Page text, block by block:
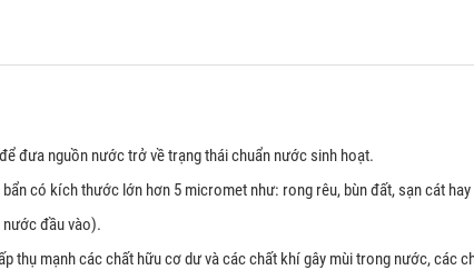
đưa nguồn nước trở về trạng thái chuẩn nước sinh hoạt.
có kích thước lớn hơn 5 micromet như: rong rêu, bùn đất, sạn cát
nước đầu vào).
thụ mạnh các chất hữu cơ dư và các chất khí gây mùi trong nước, các